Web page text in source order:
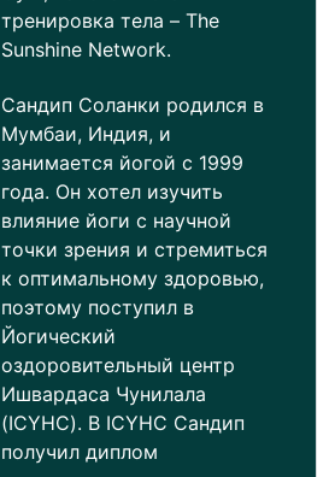
тренировка тела – The
Sunshine Network.
Сандип Соланки родился в
Мумбаи, Индия, и
занимается йогой с 1999
года. Он хотел изучить
влияние йоги с научной
точки зрения и стремиться
к оптимальному здоровью,
поэтому поступил в
Йогический
оздоровительный центр
Ишвардаса Чунилала
(ICYHC). В ICYHC Сандип
получил диплом